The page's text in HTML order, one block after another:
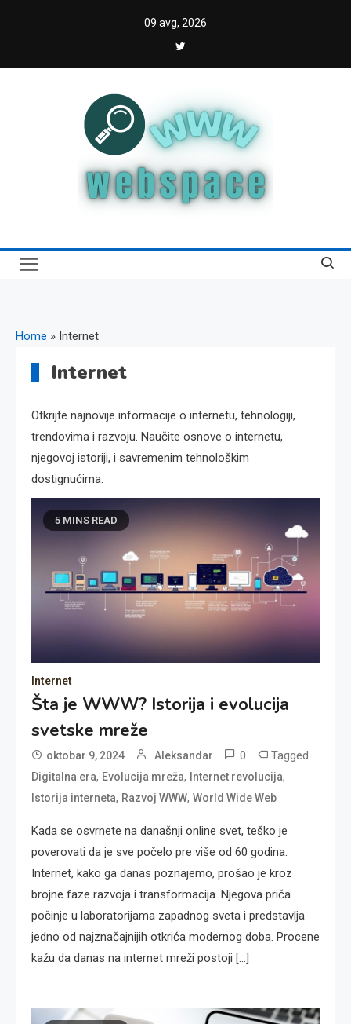
09 avg, 2026
Webspace
Home » Internet
Internet
Otkrijte najnovije informacije o internetu, tehnologiji,
trendovima i razvoju. Naučite osnove o internetu,
njegovoj istoriji, i savremenim tehnološkim
dostignućima.
5 MINS READ
Internet
Šta je WWW? Istorija i evolucija
svetske mreže
oktobar 9, 2024 Aleksandar 0 Tagged
Digitalna era, Evolucija mreža, Internet revolucija,
Istorija interneta, Razvoj WWW, World Wide Web
Kada se osvrnete na današnji online svet, teško je
poverovati da je sve počelo pre više od 60 godina.
Internet, kako ga danas poznajemo, prošao je kroz
brojne faze razvoja i transformacija. Njegova priča
počinje u laboratorijama zapadnog sveta i predstavlja
jedno od najznačajnijih otkrića modernog doba. Procene
kažu da danas na internet mreži postoji […]